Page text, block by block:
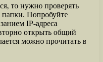
то нужно проверять
папки. Попробуйте
IP-адреса
открыть общий
можно прочитать в